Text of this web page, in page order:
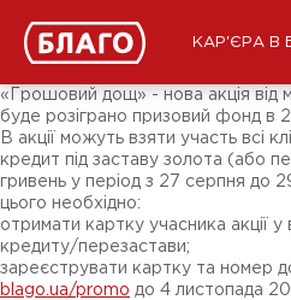
КАР'ЄРА В
ЗМІ про нас
Підписники соц-мереж
Ярмарки
«Грошовий дощ» - нова акція від
буде розіграно призовий фонд в
В акції можуть взяти участь всі
кредит під заставу золота (або
гривень у період з 27 серпня до
цього необхідно:
отримати картку учасника акції у
кредиту/перезастави;
зареєструвати картку та номер
blago.ua/promo до 4 листопада